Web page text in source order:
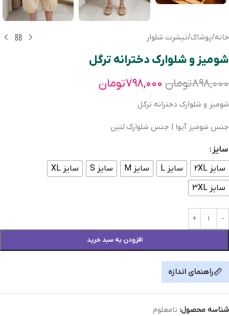
خانه/پوشاک/تیشرت شلوار
شومیز و شلوارک دخترانه ترگل
۸۹۸,۰۰۰تومان ۷۹۸,۰۰۰تومان
شومیز و شلوارک دخترانه ترگل
جنس شومیز آیوا | جنس شلوارک لنین
سایز
سایز 2XL
سایز L سایز M سایز S
سایز XL
سایز 3XL
افزودن به سبد خرید
راهنمای اندازه
شناسه محصول: نامعلوم